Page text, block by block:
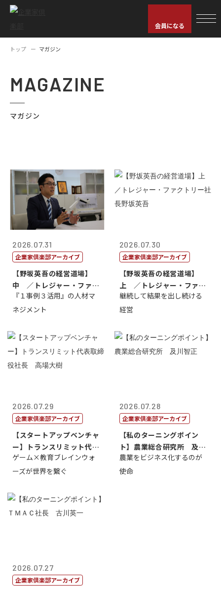
会員になる
トップ マガジン
MAGAZINE
マガジン
2026.07.31
企業家倶楽部アーカイブ
【野坂英吾の経営道場】
中 ／トレジャー・ファク
トリー社長野坂...
『１事例３活用』の人材マ
ネジメント
2026.07.30
企業家倶楽部アーカイブ
【野坂英吾の経営道場】
上 ／トレジャー・ファク
トリー社長野坂...
継続して結果を出し続ける
経営
2026.07.29
企業家倶楽部アーカイブ
【スタートアップベンチャ
ー】トランスリミット代表
取締役社長 ...
ゲーム×教育ブレインウォ
ーズが世界を繋ぐ
2026.07.28
企業家倶楽部アーカイブ
【私のターニングポイン
ト】農業総合研究所 及川
智正
農業をビジネス化するのが
使命
2026.07.27
企業家倶楽部アーカイブ